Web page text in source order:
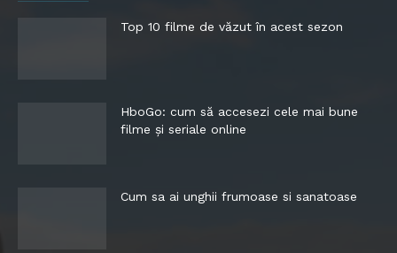
Top 10 filme de văzut în acest sezon
HboGo: cum să accesezi cele mai bune
filme și seriale online
Cum sa ai unghii frumoase si sanatoase